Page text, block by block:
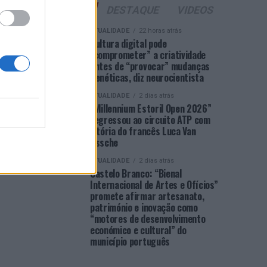
ATUALIDADE 22 horas atrás
Cultura digital pode
“comprometer” a criatividade
antes de “provocar” mudanças
genéticas, diz neurocientista
ATUALIDADE 2 dias atrás
“Millennium Estoril Open 2026”
regressou ao circuito ATP com
vitória do francês Luca Van
Assche
ATUALIDADE 2 dias atrás
Castelo Branco: “Bienal
Internacional de Artes e Ofícios”
promete afirmar artesanato,
património e inovação como
“motores de desenvolvimento
económico e cultural” do
município português